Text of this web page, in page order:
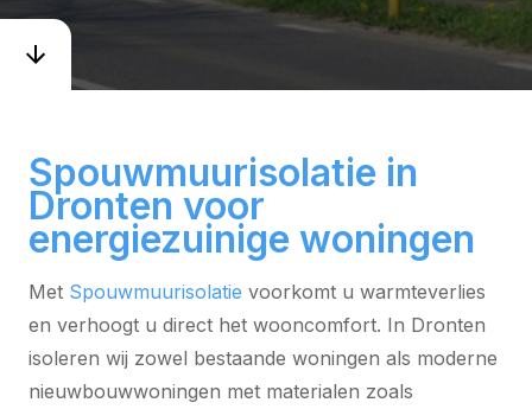
Spouwmuurisolatie in
Dronten voor
energiezuinige woningen
Met Spouwmuurisolatie voorkomt u warmteverlies
en verhoogt u direct het wooncomfort. In Dronten
isoleren wij zowel bestaande woningen als moderne
nieuwbouwwoningen met materialen zoals